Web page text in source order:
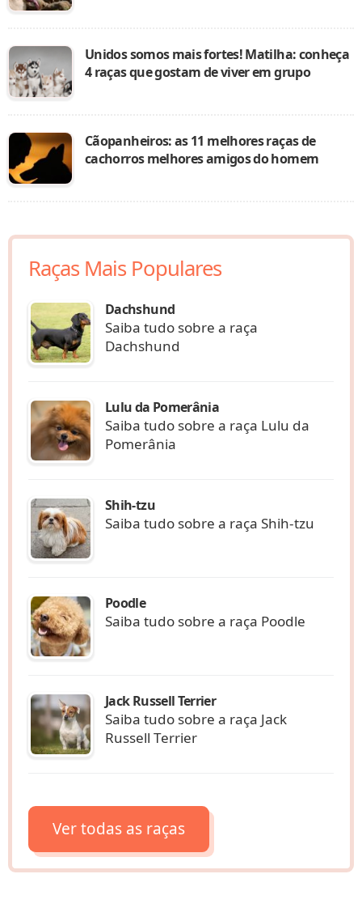
Unidos somos mais fortes! Matilha: conheça
4 raças que gostam de viver em grupo
Cãopanheiros: as 11 melhores raças de
cachorros melhores amigos do homem
Raças Mais Populares
Dachshund
Saiba tudo sobre a raça
Dachshund
Lulu da Pomerânia
Saiba tudo sobre a raça Lulu da
Pomerânia
Shih-tzu
Saiba tudo sobre a raça Shih-tzu
Poodle
Saiba tudo sobre a raça Poodle
Jack Russell Terrier
Saiba tudo sobre a raça Jack
Russell Terrier
Ver todas as raças